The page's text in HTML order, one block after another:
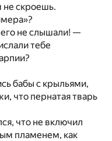
скроешь.
не слышали! —
тебе
бабы с крыльями,
что пернатая тварь
что не включил
пламенем, как